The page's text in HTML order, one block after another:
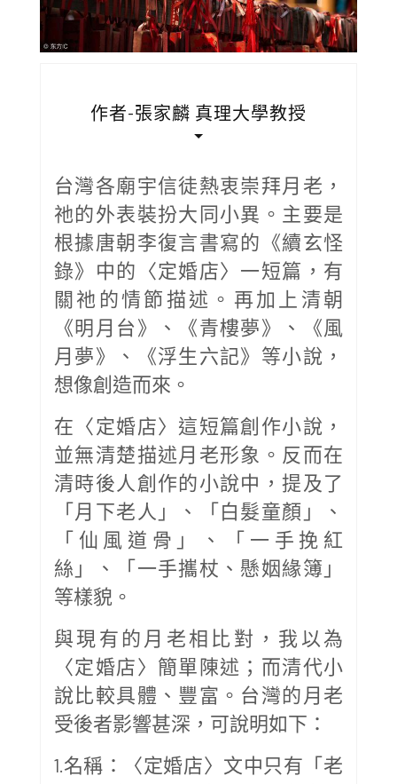
作者-張家麟 真理大學教授
台灣各廟宇信徒熱衷崇拜月老，
祂的外表裝扮大同小異。主要是
根據唐朝李復言書寫的《續玄怪
錄》中的〈定婚店〉一短篇，有
關祂的情節描述。再加上清朝
《明月台》、《青樓夢》、《風
月夢》、《浮生六記》等小說，
想像創造而來。
在〈定婚店〉這短篇創作小說，
並無清楚描述月老形象。反而在
清時後人創作的小說中，提及了
「月下老人」、「白髮童顏」、
「仙風道骨」、「一手挽紅
絲」、「一手攜杖、懸姻緣簿」
等樣貌。
與現有的月老相比對，我以為
〈定婚店〉簡單陳述；而清代小
說比較具體、豐富。台灣的月老
受後者影響甚深，可說明如下：
1.名稱：〈定婚店〉文中只有「老